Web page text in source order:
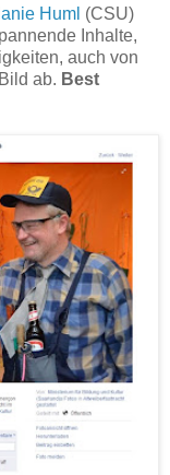
Huml (CSU)
Inhalte,
auch von
ab. Best